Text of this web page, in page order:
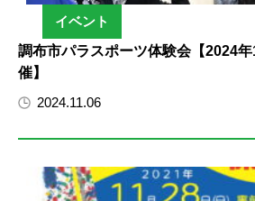
イベント
調布市パラスポーツ体験会【2024
催】
2024.11.06